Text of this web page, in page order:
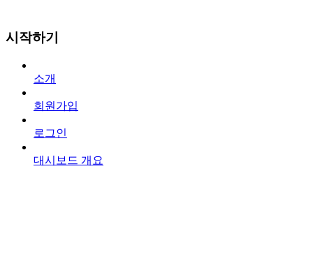
시작하기
소개
회원가입
로그인
대시보드 개요